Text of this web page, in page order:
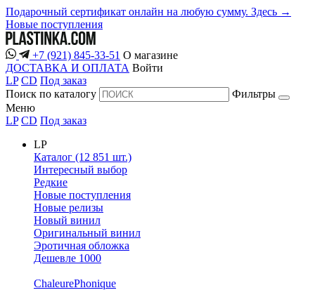
Подарочный сертификат онлайн на любую сумму. Здесь →
Новые поступления
+7 (921) 845-33-51 О магазине
ДОСТАВКА И ОПЛАТА Войти
LP CD Под заказ
Поиск по каталогу
Фильтры
Меню
LP CD Под заказ
LP
Каталог (12 851 шт.)
Интересный выбор
Редкие
Новые поступления
Новые релизы
Новый винил
Оригинальный винил
Эротичная обложка
Дешевле 1000
ChaleurePhonique